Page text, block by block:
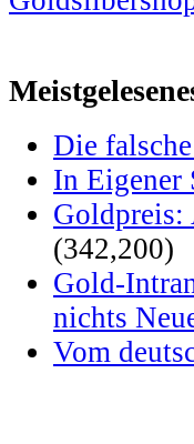
Die
In Eigener
Goldpreis:
(342,200)
Gold-
nichts
Vom